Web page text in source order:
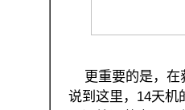
更重要的是，在
说到这里，14天机